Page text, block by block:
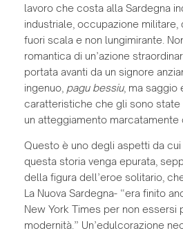
lavoro che costa alla Sardegna
industriale, occupazione militare,
fuori scala e non lungimirante.
romantica di un’azione
portata avanti da un signore
ingenuo, pagu bessiu, ma saggio
caratteristiche che gli sono
un atteggiamento marcatamente
Questo è uno degli aspetti da
questa storia venga epurata,
della figura dell’eroe solitario,
La Nuova Sardegna- “era finito
New York Times per non essersi
modernità.” Un’edulcorazione